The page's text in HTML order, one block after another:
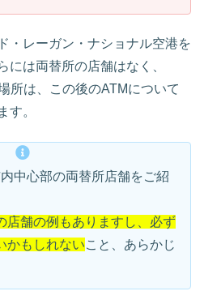
・レーガン・ナショナル空港を
には両替所の店舗はなく、
所は、この後のATMについて
す。
中心部の両替所店舗をご紹
店舗の例もありますし、必ず
かもしれないこと、あらかじ